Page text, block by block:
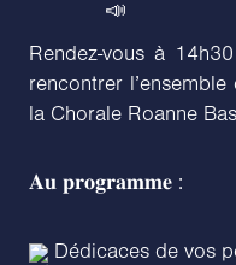
Rendez-vous à
rencontrer
la Chorale Roanne
𝐀𝐮 𝐩𝐫𝐨𝐠𝐫𝐚𝐦𝐦𝐞 :
Dédicaces de vos